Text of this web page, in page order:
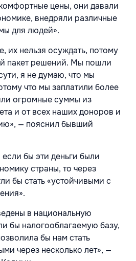
цены, они давали
внедряли различные
для людей».
их нельзя осуждать, потому
пакет решений. Мы пошли
я не думаю, что мы
что мы заплатили более
огромные суммы из
и от всех наших доноров и
— пояснил бывший
бы эти деньги были
страны, то через
бы стать «устойчивыми с
в национальную
бы налогооблагаемую базу,
бы нам стать
через несколько лет», —